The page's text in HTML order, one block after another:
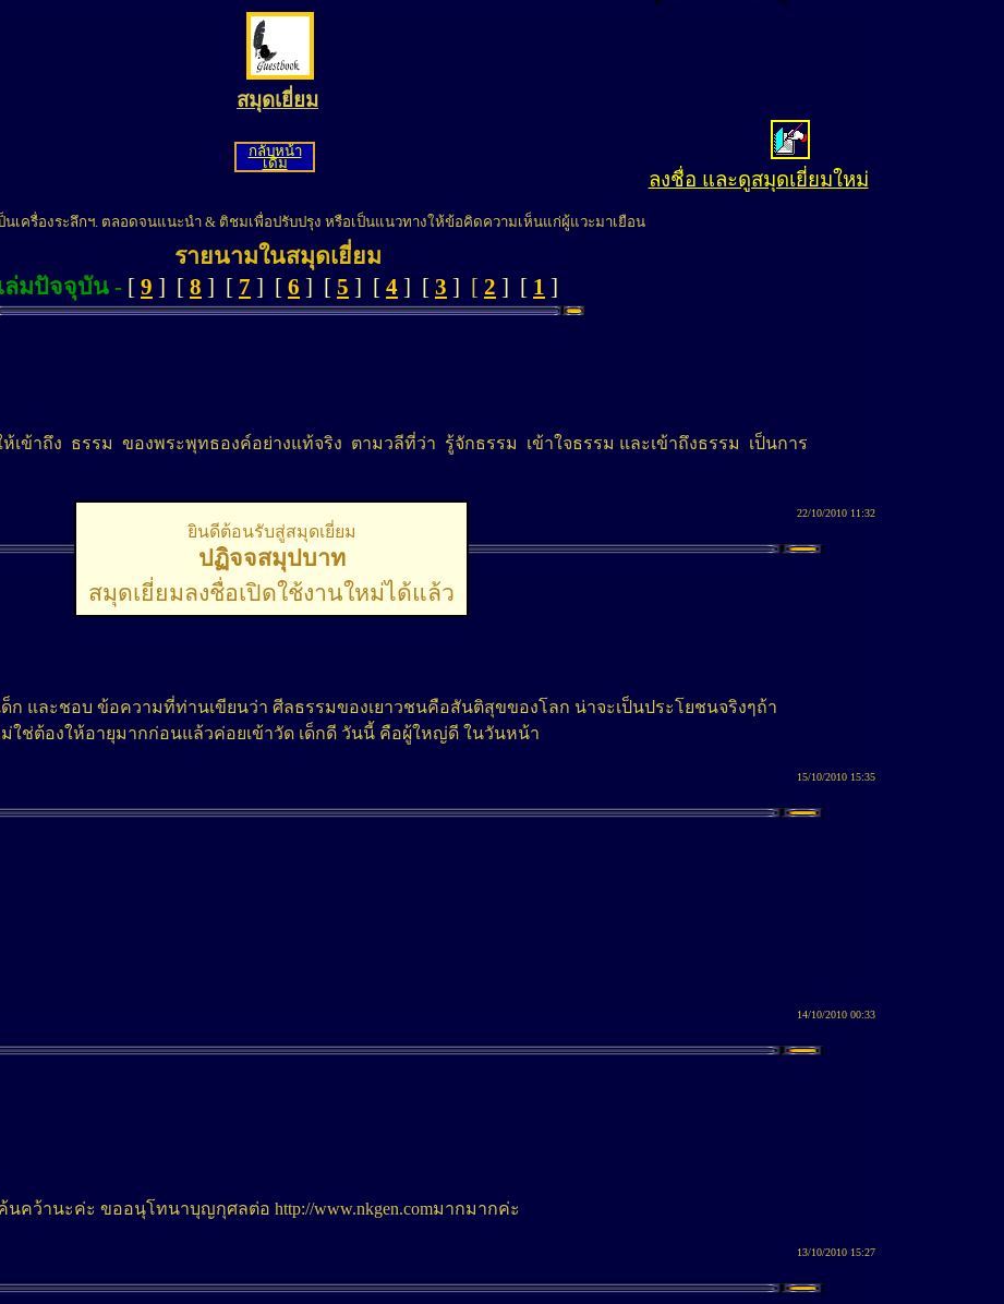
สมุดเยี่ยม
กลับหน้า
เดิม
ลงชื่อ และดูสมุดเยี่ยมใหม่
นเครื่องระลึกฯ. ตลอดจนแนะนำ & ติชมเพื่อปรับปรุง หรือเป็นแนวทางให้ข้อคิดความเห็นแก่ผู้แวะมาเยือน
รายนามในสมุดเยี่ยม
ล่มปัจจุบัน - [ 9 ] [ 8 ] [ 7 ] [ 6 ] [ 5 ] [ 4 ] [ 3 ] [ 2 ] [ 1 ]
เข้าถึง ธรรม ของพระพุทธองค์อย่างแท้จริง ตามวลีที่ว่า รู้จักธรรม เข้าใจธรรม และเข้าถึงธรรม เป็นการ
22/10/2010 11:32
ก และชอบ ข้อความที่ท่านเขียนว่า ศีลธรรมของเยาวชนคือสันติสุขของโลก น่าจะเป็นประโยชนจริงๆถ้า
ใช่ต้องให้อายุมากก่อนแล้วค่อยเข้าวัด เด็กดี วันนี้ คือผู้ใหญ่ดี ในวันหน้า
15/10/2010 15:35
14/10/2010 00:33
นะค่ะ ขออนุโทนาบุญกุศลต่อ http://www.nkgen.comมากมากค่ะ
13/10/2010 15:27
ยินดีต้อนรับสู่สมุดเยี่ยม
ปฏิจจสมุปบาท
สมุดเยี่ยมลงชื่อเปิดใช้งานใหม่ได้แล้ว